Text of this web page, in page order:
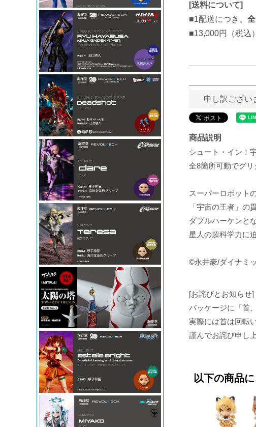
[送料について]
■1配送につき、
■13,000円（税込
申し訳ござい
商品説明
シュート・イン！
全8箇所可動でグリ
スーパーロボット
「宇宙の王者」の
ダブルハーケンと
星人の超科学力に迫
©永井豪/ダイナミ
[お詫びとお知らせ]
パッケージに「首
実際には首は回転
謹んでお詫び申し
以下の商品